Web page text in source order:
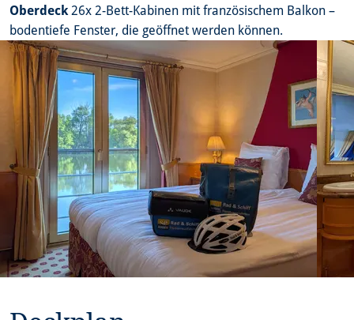
Oberdeck26x 2-Bett-Kabinen mit französischem Balkon –
bodentiefe Fenster, die geöffnet werden können.